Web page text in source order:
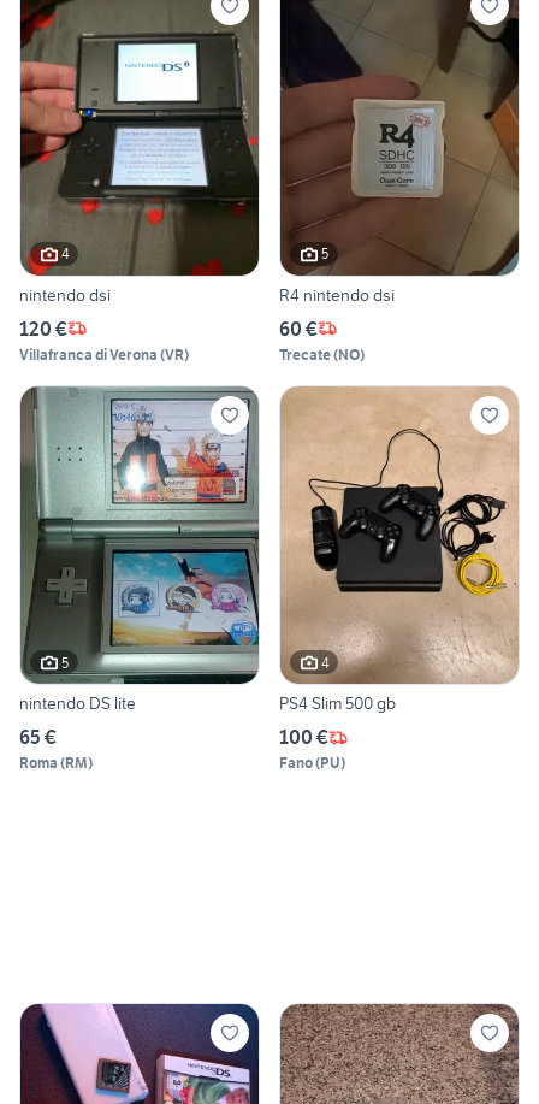
4
nintendo dsi
120 €
Villafranca di Verona (VR)
5
R4 nintendo dsi
60 €
Trecate(NO)
5
nintendo DS lite
65 €
Roma (RM)
4
PS4 Slim 500 gb
100 €
Fano(PU)